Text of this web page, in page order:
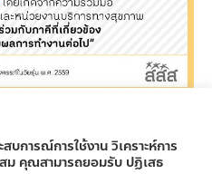
บ.การตั้งครรภ์ในวัยรุ่น
บการณ์การใช้งาน วิเคราะห์การ
ม คุณสามารถยอมรับ ปฏิเสธ